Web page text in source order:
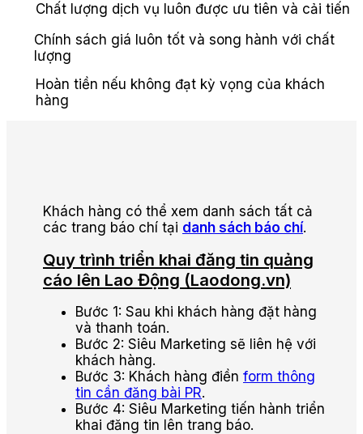
Chất lượng dịch vụ luôn được ưu tiên và cải tiến
Chính sách giá luôn tốt và song hành với chất
lượng
Hoàn tiền nếu không đạt kỳ vọng của khách
hàng
Khách hàng có thể xem danh sách tất cả
các trang báo chí tại danh sách báo chí.
Quy trình triển khai đăng tin quảng
cáo lên Lao Động (Laodong.vn)
Bước 1: Sau khi khách hàng đặt hàng
và thanh toán.
Bước 2: Siêu Marketing sẽ liên hệ với
khách hàng.
Bước 3: Khách hàng điền form thông
tin cần đăng bài PR.
Bước 4: Siêu Marketing tiến hành triển
khai đăng tin lên trang báo.